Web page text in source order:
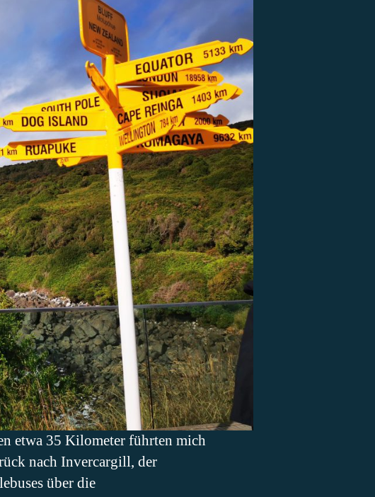
etwa 35 Kilometer führten mich
nach Invercargill, der
über die